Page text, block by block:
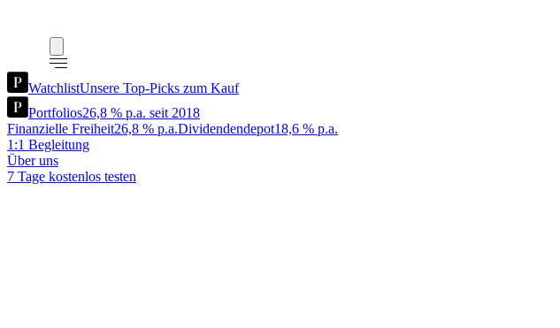
WatchlistUnsere Top-Picks zum Kauf
Portfolios26,8 % p.a. seit 2018
Finanzielle Freiheit26,8 % p.a.Dividendendepot18,6 % p.a.
1:1 Begleitung
Über uns
7 Tage kostenlos testen